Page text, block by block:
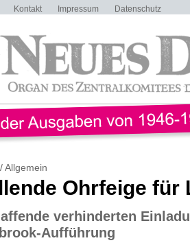
Kontakt Impressum Datenschutz
Allgemein
Ohrfeige für
verhinderten
Aufführung